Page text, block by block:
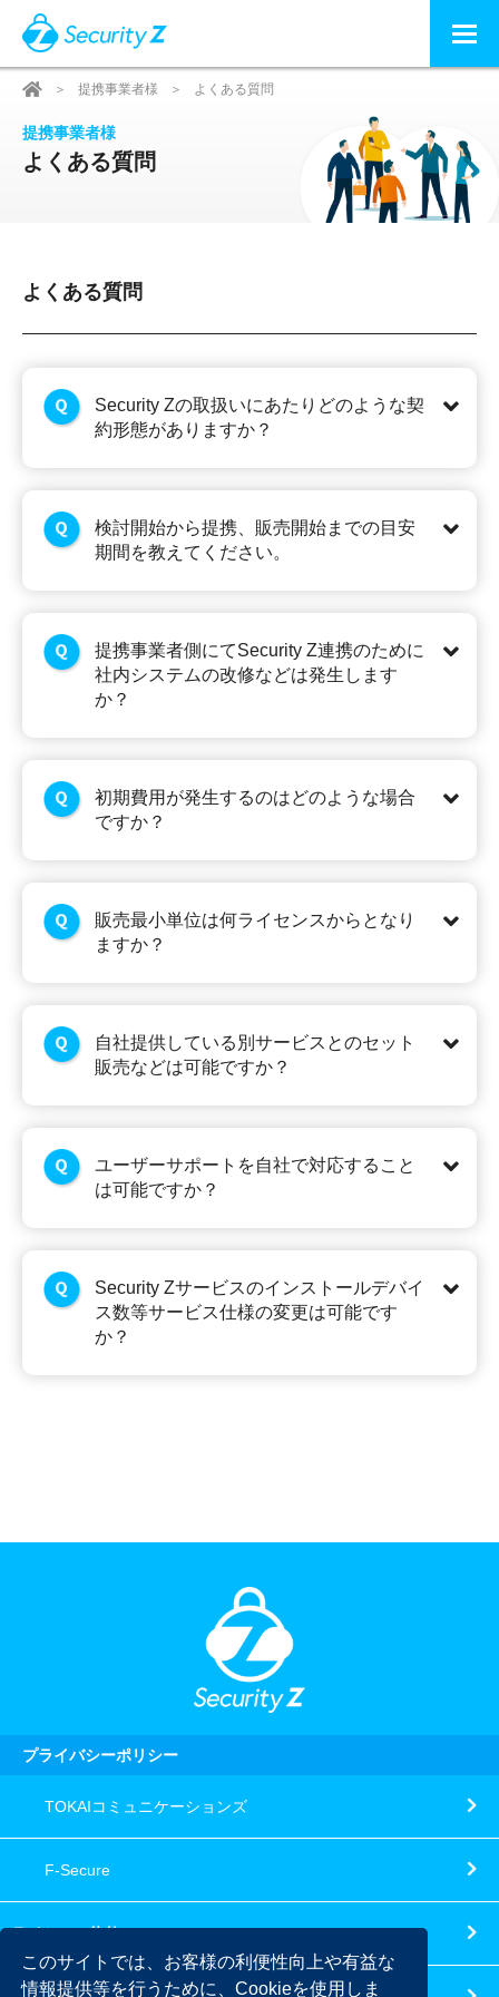
このサイトでは、お客様の利便性向上や有益な
情報提供等を行うために、Cookieを使用しま
提携事業者様 よくある質問
提携事業者様
よくある質問
よくある質問
Security Zの取扱いにあたりどのような契
約形態がありますか？
検討開始から提携、販売開始までの目安
期間を教えてください。
提携事業者側にてSecurity Z連携のために
社内システムの改修などは発生します
か？
初期費用が発生するのはどのような場合
ですか？
販売最小単位は何ライセンスからとなり
ますか？
自社提供している別サービスとのセット
販売などは可能ですか？
ユーザーサポートを自社で対応すること
は可能ですか？
Security Zサービスのインストールデバイ
ス数等サービス仕様の変更は可能です
か？
プライバシーポリシー
TOKAIコミュニケーションズ
F-Secure
ライセンス約款